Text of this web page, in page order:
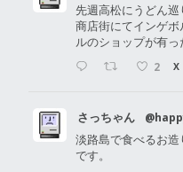
先週高松にうどん
商店街にてインゲ
ルのショップが有っ
2 X
さっちゃん
淡路島で食べるお
です。